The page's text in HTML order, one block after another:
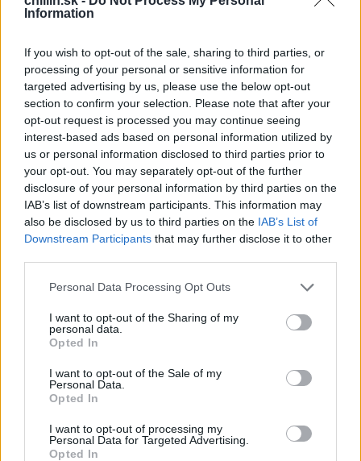
Information
If you wish to opt-out of the sale, sharing to third parties, or
processing of your personal or sensitive information for
targeted advertising by us, please use the below opt-out
section to confirm your selection. Please note that after your
opt-out request is processed you may continue seeing
interest-based ads based on personal information utilized by
us or personal information disclosed to third parties prior to
your opt-out. You may separately opt-out of the further
disclosure of your personal information by third parties on the
IAB’s list of downstream participants. This information may
also be disclosed by us to third parties on the IAB’s List of
Downstream Participants that may further disclose it to other
Personal Data Processing Opt Outs
I want to opt-out of the Sharing of my
personal data.
Opted In
I want to opt-out of the Sale of my
Personal Data.
Opted In
I want to opt-out of processing my
Personal Data for Targeted Advertising.
Opted In
množstvo. Niekto má rád psy, iný mačky a ďalší
naozaj veľa netradičného kamoša zo zvieracej
ríše. Stavíme sa s vami o čo chcete, že ste nič podobné
ešte nevideli!
Ak sa vám tento článok páčil, nezabudnite stlačiť
tlačidlo “To sa mi páči” a ZDIEĽAJTE to so svojimi
priateľmi a príbuznými na Facebooku! :)
e
a
r
c
h
f
o
r
: